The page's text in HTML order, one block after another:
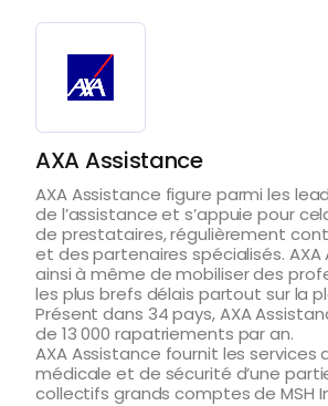
AXA Assistance
AXA Assistance figure parmi les
de l’assistance et s’appuie pour
de prestataires, régulièrement
et des partenaires spécialisés.
ainsi à même de mobiliser des
les plus brefs délais partout sur la
Présent dans 34 pays, AXA
de 13 000 rapatriements par an.
AXA Assistance fournit les services
médicale et de sécurité d’une
collectifs grands comptes de MSH